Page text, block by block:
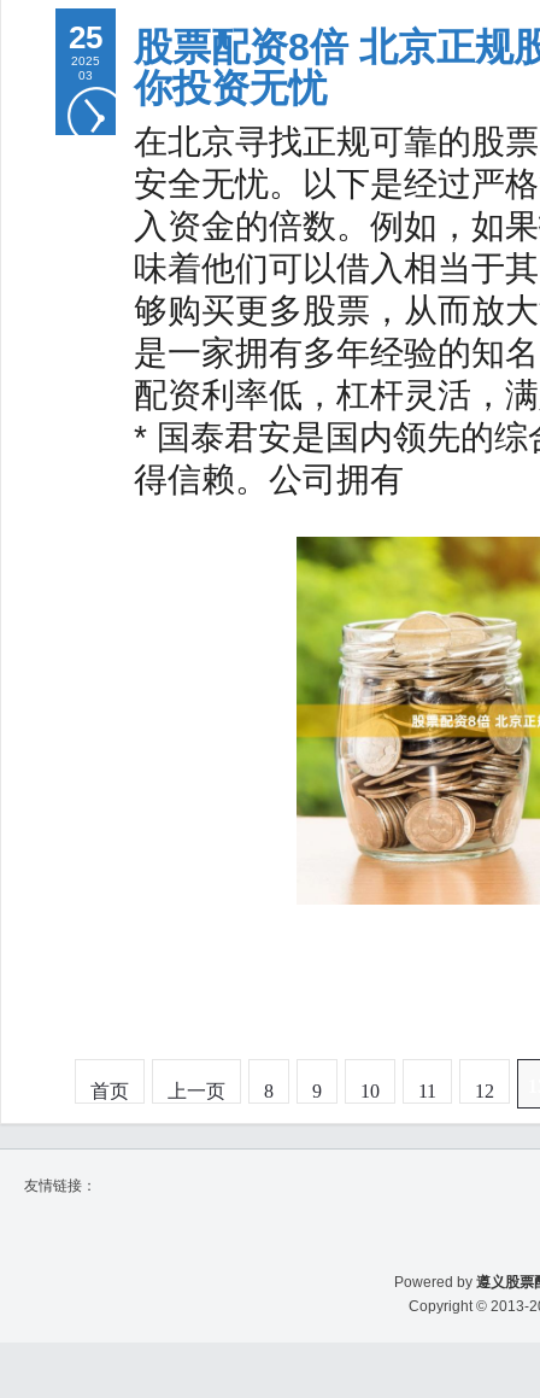
25
2025
03
股票配资8倍 北京正规
你投资无忧
在北京寻找正规可靠的股
安全无忧。以下是经过严
入资金的倍数。例如，如
味着他们可以借入相当于
够购买更多股票，从而放
是一家拥有多年经验的知
配资利率低，杠杆灵活，
* 国泰君安是国内领先的
得信赖。公司拥有
首页 上一页 8 9 10 11 12
友情链接：
Powered by 遵义股票
Copyright© 2013-